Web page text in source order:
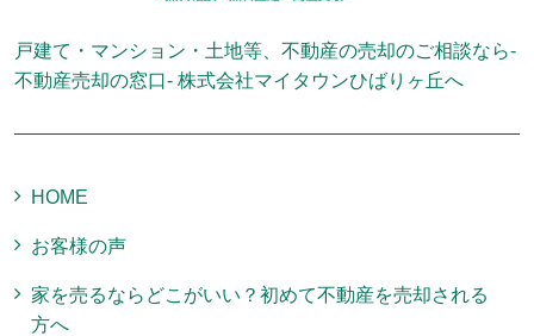
戸建て・マンション・土地等、不動産の売却のご相談なら-
不動産売却の窓口- 株式会社マイタウンひばりヶ丘へ
HOME
お客様の声
家を売るならどこがいい？初めて不動産を売却される
方へ